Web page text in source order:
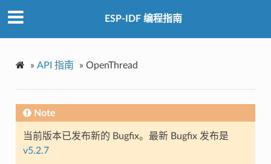
ESP-IDF 编程指南
» API 指南 » OpenThread
Note
当前版本已发布新的 Bugfix。最新 Bugfix 发布是
v5.2.7